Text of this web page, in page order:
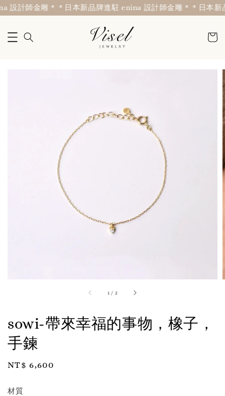
計師金雕＊ ＊日本新品牌進駐 enina 設計師金雕＊ ＊日本新
1 / 2
sowi-帶來幸福的事物，橡子，
手鍊
Regular
NT$ 6,600
材質